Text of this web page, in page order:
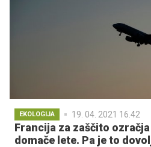
EKOLOGIJA 19. 04. 2021 16.42
Francija za zaščito
domače lete. Pa je to